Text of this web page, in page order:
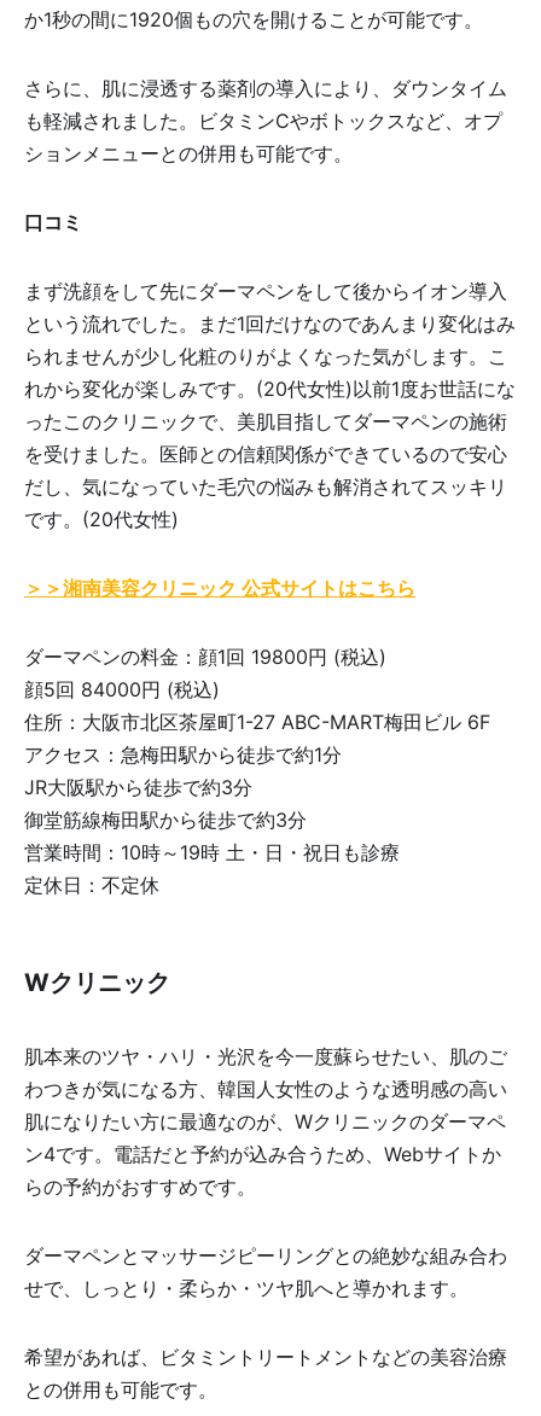
か1秒の間に1920個もの穴を開けることが可能です。
さらに、肌に浸透する薬剤の導入により、ダウンタイム
も軽減されました。ビタミンCやボトックスなど、オプ
ションメニューとの併用も可能です。
口コミ
まず洗顔をして先にダーマペンをして後からイオン導入
という流れでした。まだ1回だけなのであんまり変化はみ
られませんが少し化粧のりがよくなった気がします。こ
れから変化が楽しみです。(20代女性)以前1度お世話にな
ったこのクリニックで、美肌目指してダーマペンの施術
を受けました。医師との信頼関係ができているので安心
だし、気になっていた毛穴の悩みも解消されてスッキリ
です。(20代女性)
＞＞湘南美容クリニック 公式サイトはこちら
ダーマペンの料金：顔1回 19800円 (税込)
顔5回 84000円 (税込)
住所：大阪市北区茶屋町1-27 ABC-MART梅田ビル 6F
アクセス：急梅田駅から徒歩で約1分
JR大阪駅から徒歩で約3分
御堂筋線梅田駅から徒歩で約3分
営業時間：10時～19時 土・日・祝日も診療
定休日：不定休
Wクリニック
肌本来のツヤ・ハリ・光沢を今一度蘇らせたい、肌のご
わつきが気になる方、韓国人女性のような透明感の高い
肌になりたい方に最適なのが、Wクリニックのダーマペ
ン4です。電話だと予約が込み合うため、Webサイトか
らの予約がおすすめです。
ダーマペンとマッサージピーリングとの絶妙な組み合わ
せで、しっとり・柔らか・ツヤ肌へと導かれます。
希望があれば、ビタミントリートメントなどの美容治療
との併用も可能です。